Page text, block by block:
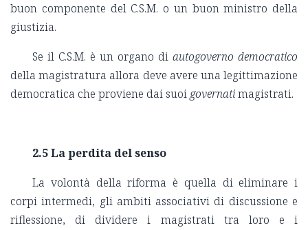
buon componente del C.S.M. o un buon ministro della
giustizia.
Se il C.S.M. è un organo di autogoverno democratico
della magistratura allora deve avere una legittimazione
democratica che proviene dai suoigovernatimagistrati.
2.5 La perdita del senso
La volontà della riforma è quella di eliminare i
corpi intermedi, gli ambiti associativi di discussione e
riflessione, di dividere i magistrati tra loro e i